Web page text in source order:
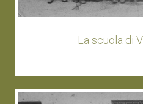
La scuola di